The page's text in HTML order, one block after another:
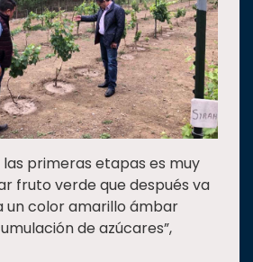
las primeras etapas es muy
fruto verde que después va
un color amarillo ámbar
de azúcares”,